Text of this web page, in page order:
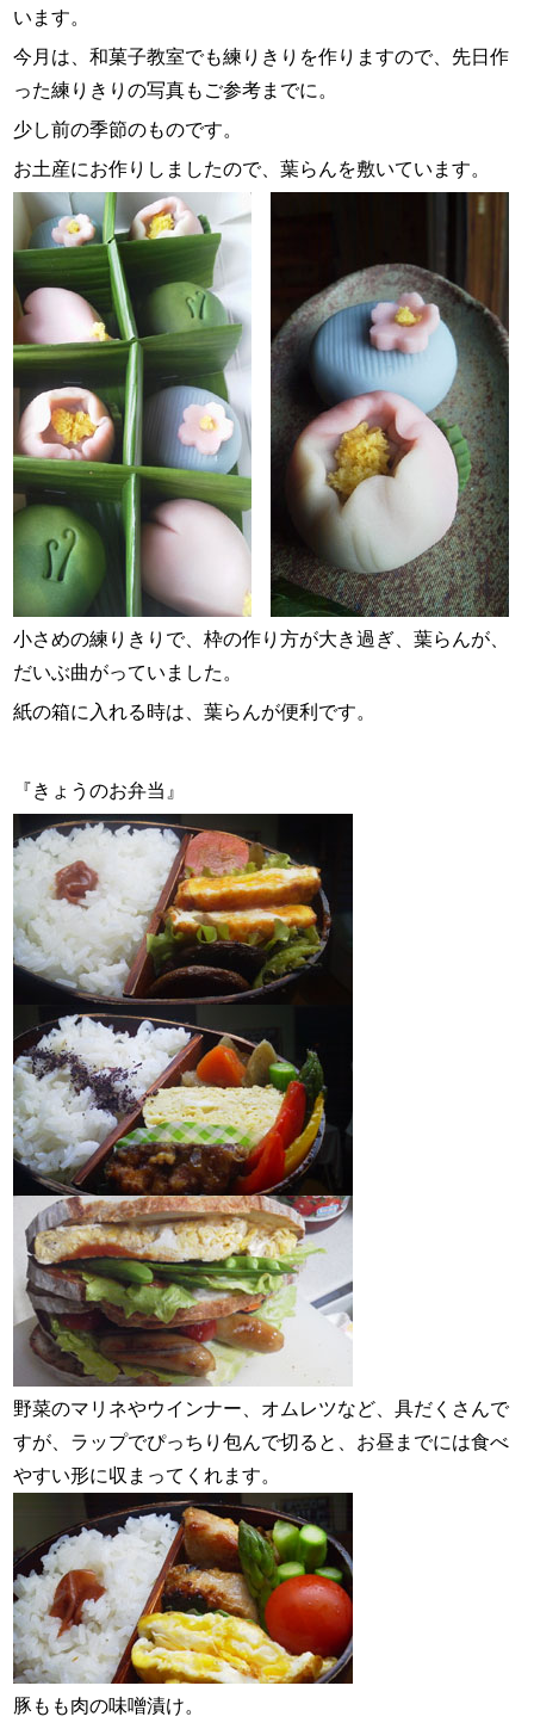
います。
今月は、和菓子教室でも練りきりを作りますので、先日作
った練りきりの写真もご参考までに。
少し前の季節のものです。
お土産にお作りしましたので、葉らんを敷いています。
小さめの練りきりで、枠の作り方が大き過ぎ、葉らんが、
だいぶ曲がっていました。
紙の箱に入れる時は、葉らんが便利です。
『きょうのお弁当』
野菜のマリネやウインナー、オムレツなど、具だくさんで
すが、ラップでぴっちり包んで切ると、お昼までには食べ
やすい形に収まってくれます。
豚もも肉の味噌漬け。